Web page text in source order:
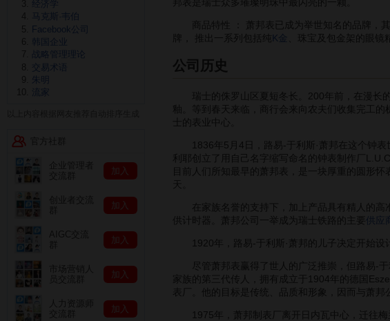
邦表是瑞士众多璀璨明珠中最闪亮的一颗。
商品特性 ： 萧邦表已成为举世知名的品牌，其
牌， 推出一系列包括纯 K金 、珠宝及包金架的眼
公司历史
瑞士的侏罗山区夏短冬长。200年前，在漫长
釉。等到春天来临，商行会来向农夫们收集完工
士的表业中心。
1836年5月4日，路易-于利斯·萧邦在这个钟表
利耶创立了用自己名字缩写命名的钟表制作厂
目前人们所知最早的萧邦表，是一块厚重的圆形
在家族名誉的支持下，加上产品具有精人的高
供计时器。萧邦公司一举成为瑞士铁路的主要
供应商
1920年，路易-于利斯·萧邦的儿子决定开始设计
尽管萧邦表赢得了世人的广泛推崇，但路易-于
家族的第三代传人，拥有成立于1904年的德国
表厂。他的目标是传统、品质和形象，因而与萧邦
1975年，萧邦制表厂离开日内瓦中心，迁往梅
经济学
马克斯·韦伯
Facebook公司
韩国企业
战略管理理论
交易术语
朱明
流家
加入
加入
加入
加入
加入